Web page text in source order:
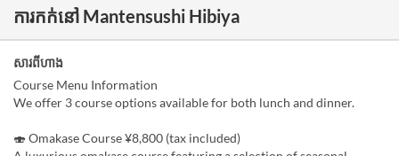
ការកក់នៅ Mantensushi Hibiya
សារពីហាង
Course Menu Information
We offer 3 course options available for both lunch and dinner.
🍣 Omakase Course ¥8,800 (tax included)